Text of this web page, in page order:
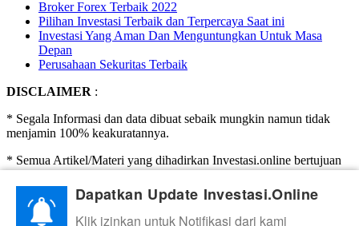
Broker Forex Terbaik 2022
Pilihan Investasi Terbaik dan Terpercaya Saat ini
Investasi Yang Aman Dan Menguntungkan Untuk Masa
Depan
Perusahaan Sekuritas Terbaik
DISCLAIMER :
* Segala Informasi dan data dibuat sebaik mungkin namun tidak
menjamin 100% keakuratannya.
* Semua Artikel/Materi yang dihadirkan Investasi.online bertujuan
hanya untuk edukasi.
* Investasi.Online Tidak menghimpun dana, tidak mengajak
ataupun mengharuskan untuk berinvestasi. Investasi adalah
Dapatkan Update Investasi.Online
Klik izinkan untuk Notifikasi dari kami